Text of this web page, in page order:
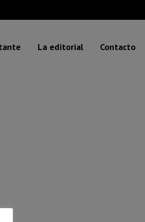
La editorial Contacto